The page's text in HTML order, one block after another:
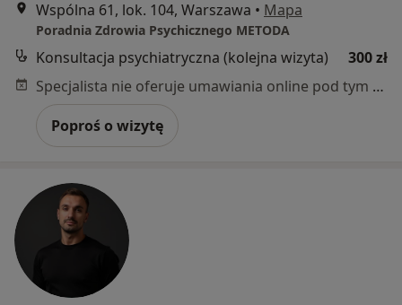
Wspólna 61, lok. 104, Warszawa • Mapa
Poradnia Zdrowia Psychicznego METODA
Konsultacja psychiatryczna (kolejna wizyta)
300 zł
Specjalista nie oferuje umawiania online pod tym adresem.
Poproś o wizytę